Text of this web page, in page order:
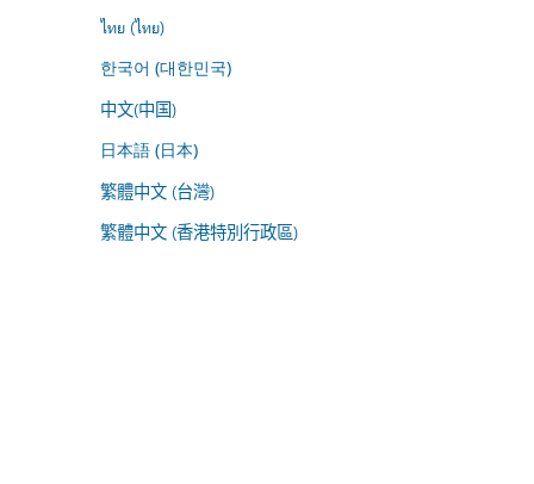
ไทย (ไทย)
한국어 (대한민국)
中文(中国)
日本語 (日本)
繁體中文 (台灣)
繁體中文 (香港特別行政區)